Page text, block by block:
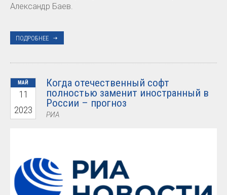
Александр Баев.
ПОДРОБНЕЕ
МАЙ
11
2023
Когда отечественный софт
полностью заменит иностранный в
России – прогноз
РИА